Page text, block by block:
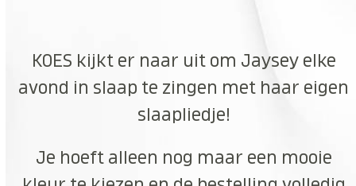
KOES kijkt er naar uit om Jaysey elke
avond in slaap te zingen met haar eigen
slaapliedje!
Je hoeft alleen nog maar een mooie